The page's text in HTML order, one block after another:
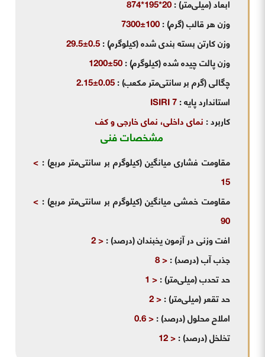
ابعاد (میلی‌متر) :20*195*874
وزن هر قالب (گرم):
100±7300
وزن کارتن بسته بندی شده (کیلوگرم):
0.5±29.5
وزن پالت چیده شده (کیلوگرم):
50±1200
چگالی (گرم بر سانتی‌متر مکعب):
0.05±2.15
استاندارد پایه:
ISIRI 7
کاربرد:نمای داخلی، نمای خارجی و کف
مشخصات فنی
مقاومت فشاری میانگین (کیلوگرم بر سانتی‌متر مربع):
>
15
مقاومت خمشی میانگین (کیلوگرم بر سانتی‌متر مربع):
>
90
افت وزنی در آزمون یخبندان (درصد):
< 2
جذب آب (درصد):
< 8
حد تحدب (میلی‌متر):
< 1
حد تقعر (میلی‌متر):
< 2
املاح محلول (درصد):
< 0.6
تخلخل (درصد):
< 12